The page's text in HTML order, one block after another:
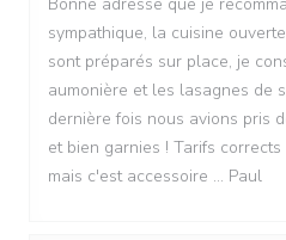
sympathique, la cuisine
sont préparés sur place, je
aumonière et les lasagnes de
dernière fois nous avions pris
et bien garnies ! Tarifs
mais c'est accessoire ... Paul